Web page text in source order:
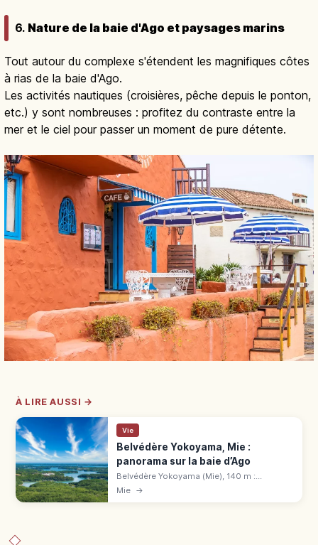
6. Nature de la baie d'Ago et paysages marins
Tout autour du complexe s'étendent les magnifiques côtes
à rias de la baie d'Ago.
Les activités nautiques (croisières, pêche depuis le ponton,
etc.) y sont nombreuses : profitez du contraste entre la
mer et le ciel pour passer un moment de pure détente.
À LIRE AUSSI →
Vie
Belvédère Yokoyama, Mie :
panorama sur la baie d’Ago
Belvédère Yokoyama (Mie), 140 m :
panorama de rêve sur la baie d'Ago. Tenkū
Mie →